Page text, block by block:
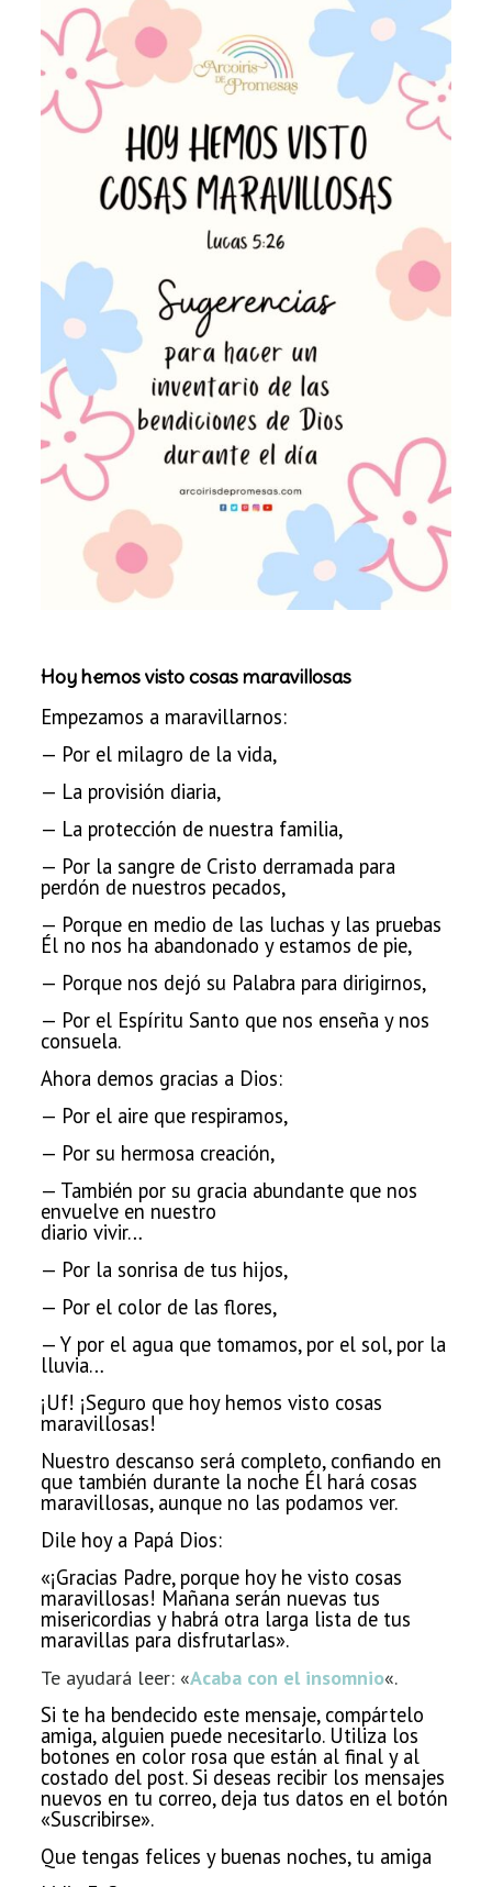
Hoy hemos visto cosas maravillosas
Empezamos a maravillarnos:
— Por el milagro de la vida,
— La provisión diaria,
— La protección de nuestra familia,
— Por la sangre de Cristo derramada para
perdón de nuestros pecados,
— Porque en medio de las luchas y las pruebas
Él no nos ha abandonado y estamos de pie,
— Porque nos dejó su Palabra para dirigirnos,
— Por el Espíritu Santo que nos enseña y nos
consuela.
Ahora demos gracias a Dios:
— Por el aire que respiramos,
— Por su hermosa creación,
— También por su gracia abundante que nos
envuelve en nuestro
diario vivir…
— Por la sonrisa de tus hijos,
— Por el color de las flores,
— Y por el agua que tomamos, por el sol, por la
lluvia…
¡Uf! ¡Seguro que hoy hemos visto cosas
maravillosas!
Nuestro descanso será completo, confiando en
que también durante la noche Él hará cosas
maravillosas, aunque no las podamos ver.
Dile hoy a Papá Dios:
«¡Gracias Padre, porque hoy he visto cosas
maravillosas! Mañana serán nuevas tus
misericordias y habrá otra larga lista de tus
maravillas para disfrutarlas».
Te ayudará leer: «Acaba con el insomnio«.
Si te ha bendecido este mensaje, compártelo
amiga, alguien puede necesitarlo. Utiliza los
botones en color rosa que están al final y al
costado del post. Si deseas recibir los mensajes
nuevos en tu correo, deja tus datos en el botón
«Suscribirse».
Que tengas felices y buenas noches, tu amiga